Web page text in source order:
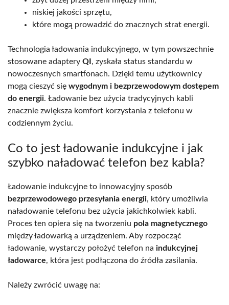
niskiej jakości sprzętu,
które mogą prowadzić do znacznych strat energii.
Technologia ładowania indukcyjnego, w tym powszechnie
stosowane adaptery QI , zyskała status standardu w
nowoczesnych smartfonach. Dzięki temu użytkownicy
mogą cieszyć się wygodnym i bezprzewodowym dostępem
do energii. Ładowanie bez użycia tradycyjnych kabli
znacznie zwiększa komfort korzystania z telefonu w
codziennym życiu.
Co to jest ładowanie indukcyjne i jak
szybko naładować telefon bez kabla?
Ładowanie indukcyjne to innowacyjny sposób
bezprzewodowego przesyłania energii, który umożliwia
naładowanie telefonu bez użycia jakichkolwiek kabli.
Proces ten opiera się na tworzeniu pola magnetycznego
między ładowarką a urządzeniem. Aby rozpocząć
ładowanie, wystarczy położyć telefon na indukcyjnej
ładowarce, która jest podłączona do źródła zasilania.
Należy zwrócić uwagę na: